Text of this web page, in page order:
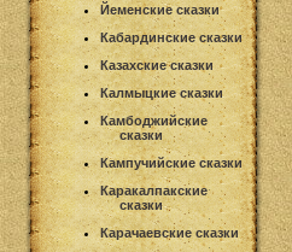
Йеменские сказки
Кабардинские сказки
Казахские сказки
Калмыцкие сказки
Камбоджийские
сказки
Кампучийские сказки
Каракалпакские
сказки
Карачаевские сказки